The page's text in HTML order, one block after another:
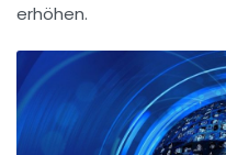
erhöhen.